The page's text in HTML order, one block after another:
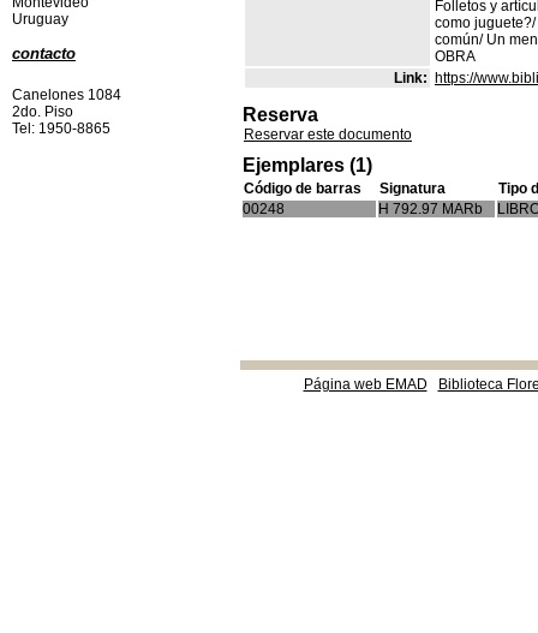
Folletos y
como
común/ Un
OBRA
Link: https://
Reserva
Reservar este documento
Ejemplares (1)
Código de barras Signatura
Tipo
00248
H 792.97 MARb
Página web EMAD Biblioteca
Uruguay
contacto
Canelones 1084
2do. Piso
Tel: 1950-8865